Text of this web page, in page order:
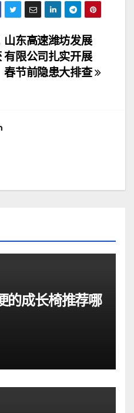
山东高速潍坊发展
有限公司扎实开展
春节前隐患大排查
的成长椅推荐哪